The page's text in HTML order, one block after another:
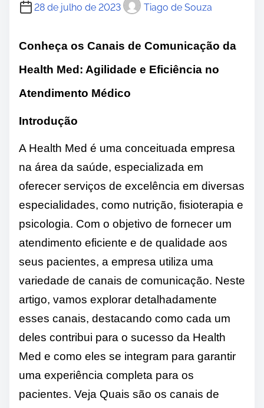
28 de julho de 2023 Tiago de Souza
Conheça os Canais de Comunicação da
Health Med: Agilidade e Eficiência no
Atendimento Médico
Introdução
A Health Med é uma conceituada empresa
na área da saúde, especializada em
oferecer serviços de excelência em diversas
especialidades, como nutrição, fisioterapia e
psicologia. Com o objetivo de fornecer um
atendimento eficiente e de qualidade aos
seus pacientes, a empresa utiliza uma
variedade de canais de comunicação. Neste
artigo, vamos explorar detalhadamente
esses canais, destacando como cada um
deles contribui para o sucesso da Health
Med e como eles se integram para garantir
uma experiência completa para os
pacientes. Veja Quais são os canais de